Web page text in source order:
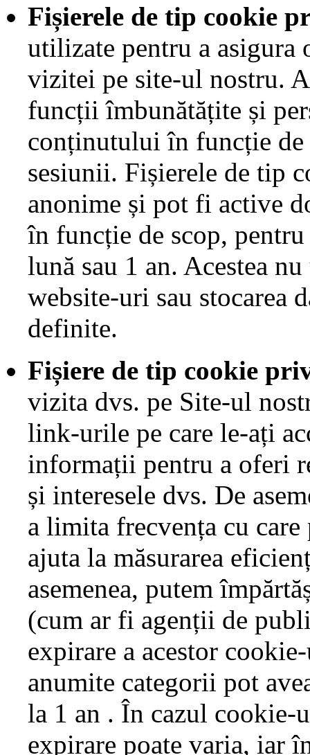
Fișierele de tip cookie
utilizate pentru a
vizitei pe site-ul nostru.
funcții îmbunătățite și
conținutului în funcție
sesiunii. Fișierele de tip
anonime și pot fi active
în funcție de scop,
lună sau 1 an. Acestea
website-uri sau stocarea
definite.
Fișiere de tip cookie
vizita dvs. pe Site-ul
link-urile pe care le-ați
informații pentru a oferi
și interesele dvs. De
a limita frecvența cu
ajuta la măsurarea
asemenea, putem
(cum ar fi agenții de
expirare a acestor
anumite categorii pot
la 1 an . În cazul cookie-
expirare poate varia, iar